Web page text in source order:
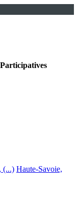
(...) Haute-Savoie,